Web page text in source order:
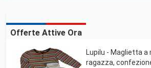
Offerte Attive Ora
Lupilu - Maglietta a
ragazza,